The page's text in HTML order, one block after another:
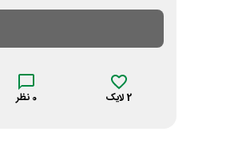
2 لایک 0 نظر